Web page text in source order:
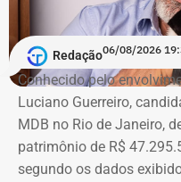
Redação06/08/2026
Conhecido pelo
Luciano Guerreiro,
MDB no Rio de Janeiro,
patrimônio de R$
segundo os dados